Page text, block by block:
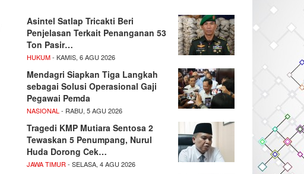
Asintel Satlap Tricakti Beri
Penjelasan Terkait Penanganan 53
Ton Pasir…
HUKUM- KAMIS, 6 AGU 2026
Mendagri Siapkan Tiga Langkah
sebagai Solusi Operasional Gaji
Pegawai Pemda
NASIONAL - RABU, 5 AGU 2026
Tragedi KMP Mutiara Sentosa 2
Tewaskan 5 Penumpang, Nurul
Huda Dorong Cek…
JAWA TIMUR - SELASA, 4 AGU 2026